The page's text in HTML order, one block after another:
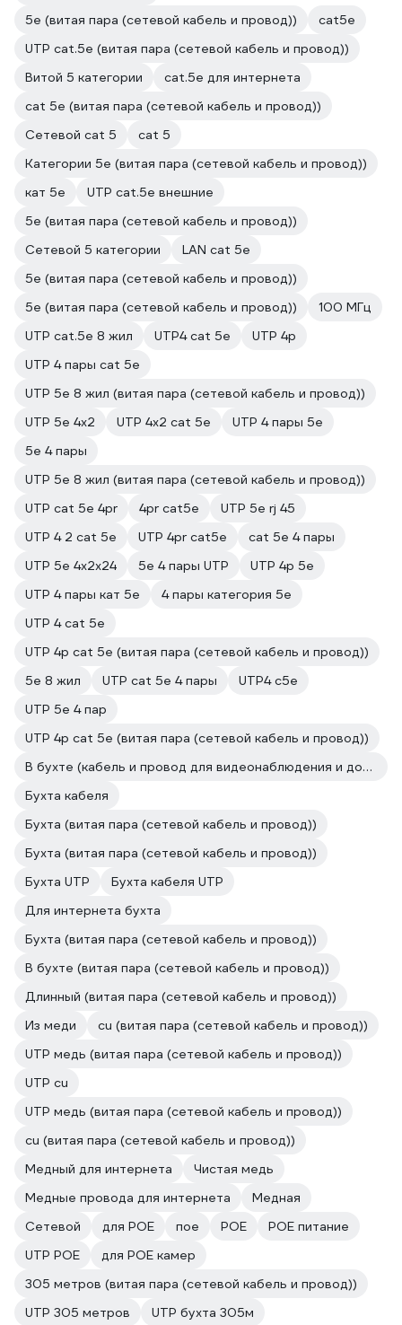
5е (витая пара (сетевой кабель и провод))
cat5e
UTP cat.5e (витая пара (сетевой кабель и провод))
Витой 5 категории
cat.5e для интернета
cat 5e (витая пара (сетевой кабель и провод))
Сетевой cat 5
cat 5
Категории 5е (витая пара (сетевой кабель и провод))
кат 5е
UTP cat.5e внешние
5е (витая пара (сетевой кабель и провод))
Сетевой 5 категории
LAN cat 5e
5e (витая пара (сетевой кабель и провод))
5e (витая пара (сетевой кабель и провод))
100 МГц
UTP cat.5e 8 жил
UTP4 cat 5e
UTP 4p
UTP 4 пары cat 5е
UTP 5e 8 жил (витая пара (сетевой кабель и провод))
UTP 5e 4х2
UTP 4х2 cat 5e
UTP 4 пары 5е
5е 4 пары
UTP 5e 8 жил (витая пара (сетевой кабель и провод))
UTP cat 5e 4pr
4pr cat5e
UTP 5e rj 45
UTP 4 2 cat 5e
UTP 4pr cat5e
cat 5e 4 пары
UTP 5e 4х2х24
5e 4 пары UTP
UTP 4p 5e
UTP 4 пары кат 5е
4 пары категория 5е
UTP 4 cat 5e
UTP 4p cat 5e (витая пара (сетевой кабель и провод))
5е 8 жил
UTP cat 5e 4 пары
UTP4 c5e
UTP 5e 4 пар
UTP 4p cat 5e (витая пара (сетевой кабель и провод))
В бухте (кабель и провод для видеонаблюдения и домофонов)
Бухта кабеля
Бухта (витая пара (сетевой кабель и провод))
Бухта (витая пара (сетевой кабель и провод))
Бухта UTP
Бухта кабеля UTP
Для интернета бухта
Бухта (витая пара (сетевой кабель и провод))
В бухте (витая пара (сетевой кабель и провод))
Длинный (витая пара (сетевой кабель и провод))
Из меди
cu (витая пара (сетевой кабель и провод))
UTP медь (витая пара (сетевой кабель и провод))
UTP cu
UTP медь (витая пара (сетевой кабель и провод))
cu (витая пара (сетевой кабель и провод))
Медный для интернета
Чистая медь
Медные провода для интернета
Медная
Cетевой
для POE пое POE
POE питание
UTP POE
для POE камер
305 метров (витая пара (сетевой кабель и провод))
UTP 305 метров
UTP бухта 305м